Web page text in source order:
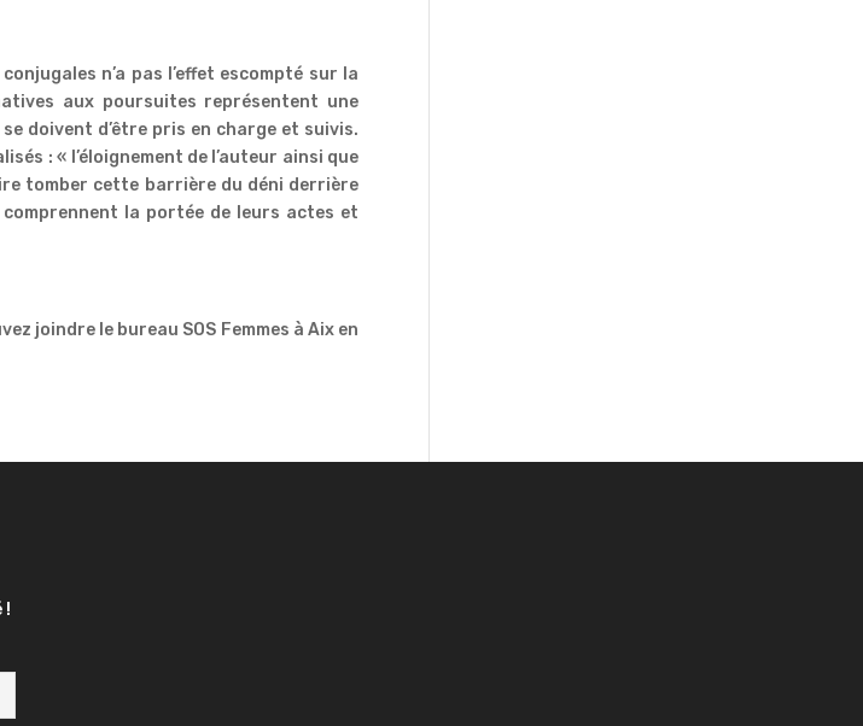
n’a pas l’effet escompté sur la
aux poursuites représentent une
doivent d’être pris en charge et suivis.
: « l’éloignement de l’auteur ainsi que
tomber cette barrière du déni derrière
comprennent la portée de leurs actes et
joindre le bureau SOS Femmes à Aix en
!